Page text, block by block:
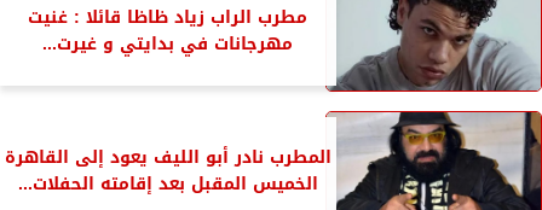
مطرب الراب زياد ظاظا قائلا : غنيت
مهرجانات في بدايتي و غيرت...
المطرب نادر أبو الليف يعود إلى القاهرة
الخميس المقبل بعد إقامته الحفلات...